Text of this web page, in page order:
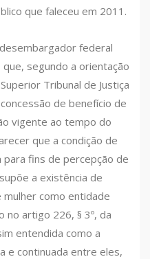
que faleceu em 2011.
federal
que, segundo a orientação
Tribunal de Justiça
de benefício de
vigente ao tempo do
que a condição de
para fins de percepção de
a existência de
como entidade
no artigo 226, § 3º, da
entendida como a
e continuada entre eles,